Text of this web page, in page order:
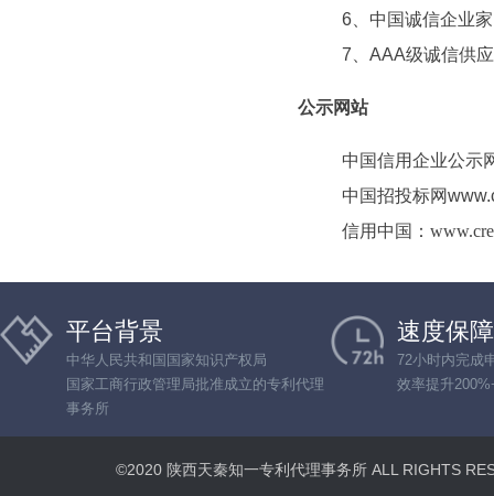
6、中国诚信企业家
7、AAA级诚信供
公示网站
中国信用企业公示
中国招投标网
信用中国：
平台背景
中华人民共和国国家知识产权局
国家工商行政管理局批准成立的专利代理
事务所
速度保障
72小时内完成
效率提升
©2020 陕西天秦知一专利代理事务所 ALL RIGHTS